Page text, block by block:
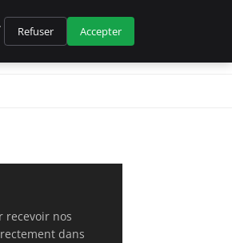
recevoir nos
dans
Refuser Accepter